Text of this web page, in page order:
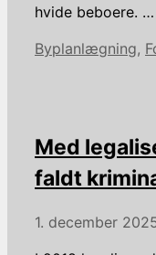
hvide beboere. …
Kategorier
Byplanlægning,
Med
faldt
1. december